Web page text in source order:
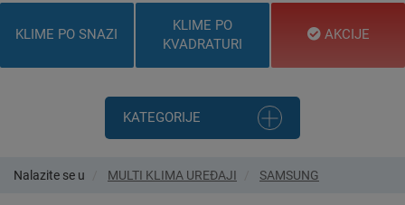
KLIME PO SNAZI
KLIME PO
KVADRATURI
AKCIJE
KATEGORIJE
Nalazite se u MULTI KLIMA UREĐAJI SAMSUNG